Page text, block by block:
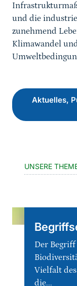
und die
zunehmend
Klimawandel
Aktuelles,
UNSERE
Der
Vielfalt
die...